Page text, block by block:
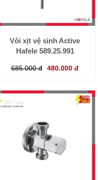
Vòi xịt vệ sinh Active
Hafele 589.25.991
685.000 đ 480.000 đ